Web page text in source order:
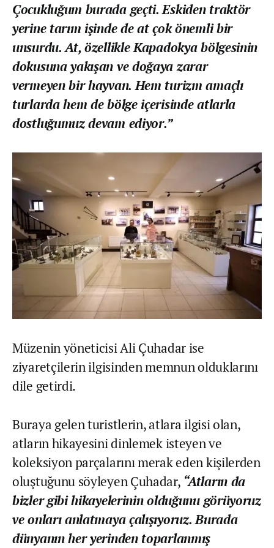
Çocukluğum burada geçti. Eskiden traktör
yerine tarım işinde de at çok önemli bir
unsurdu. At, özellikle Kapadokya bölgesinin
dokusuna yakışan ve doğaya zarar
vermeyen bir hayvan. Hem turizm amaçlı
turlarda hem de bölge içerisinde atlarla
dostluğumuz devam ediyor.”
Müzenin yöneticisi Ali Çuhadar ise
ziyaretçilerin ilgisinden memnun olduklarını
dile getirdi.
Buraya gelen turistlerin, atlara ilgisi olan,
atların hikayesini dinlemek isteyen ve
koleksiyon parçalarını merak eden kişilerden
oluştuğunu söyleyen Çuhadar, “Atların da
bizler gibi hikayelerinin olduğunu görüyoruz
ve onları anlatmaya çalışıyoruz. Burada
dünyanın her yerinden toparlanmış